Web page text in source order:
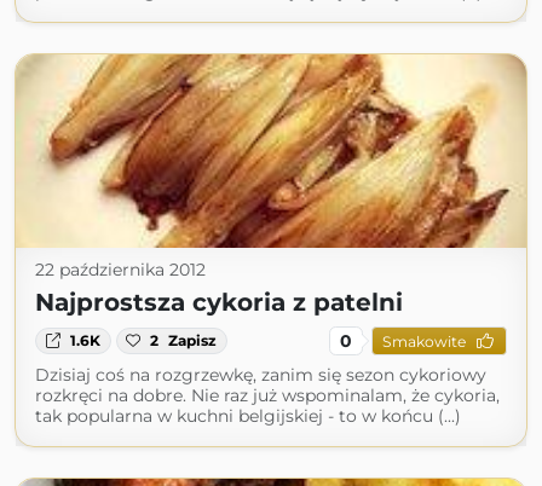
22 października 2012
Najprostsza cykoria z patelni
1.6K 2 Zapisz 0 Smakowite
Dzisiaj coś na rozgrzewkę, zanim się sezon cykoriowy
rozkręci na dobre. Nie raz już wspominalam, że cykoria,
tak popularna w kuchni belgijskiej - to w końcu (...)